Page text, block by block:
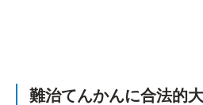
難治てんかんに合法的